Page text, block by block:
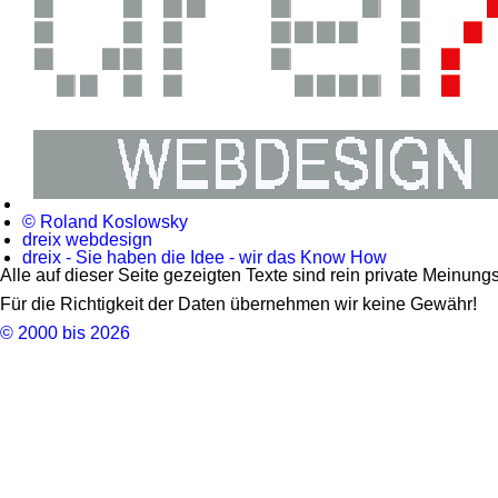
© Roland Koslowsky
dreix webdesign
dreix - Sie haben die Idee - wir das Know How
Alle auf dieser Seite gezeigten Texte sind rein private
Für die Richtigkeit der Daten übernehmen wir keine Gewähr!
© 2000 bis 2026